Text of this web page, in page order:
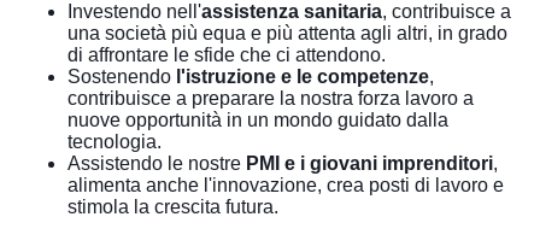
Investendo nell'assistenza sanitaria, contribuisce a
una società più equa e più attenta agli altri, in grado
di affrontare le sfide che ci attendono.
Sostenendo l'istruzione e le competenze,
contribuisce a preparare la nostra forza lavoro a
nuove opportunità in un mondo guidato dalla
tecnologia.
Assistendo le nostre PMI e i giovani imprenditori,
alimenta anche l'innovazione, crea posti di lavoro e
stimola la crescita futura.